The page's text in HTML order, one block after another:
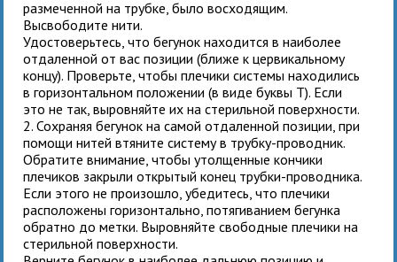
размеченной на трубке, было восходящим.
Высвободите нити.
Удостоверьтесь, что бегунок находится в наиболее
отдаленной от вас позиции (ближе к цервикальному
концу). Проверьте, чтобы плечики системы находились
в горизонтальном положении (в виде буквы Т). Если
это не так, выровняйте их на стерильной поверхности.
2. Сохраняя бегунок на самой отдаленной позиции, при
помощи нитей втяните систему в трубку-проводник.
Обратите внимание, чтобы утолщенные кончики
плечиков закрыли открытый конец трубки-проводника.
Если этого не произошло, убедитесь, что плечики
расположены горизонтально, потягиванием бегунка
обратно до метки. Выровняйте свободные плечики на
стерильной поверхности.